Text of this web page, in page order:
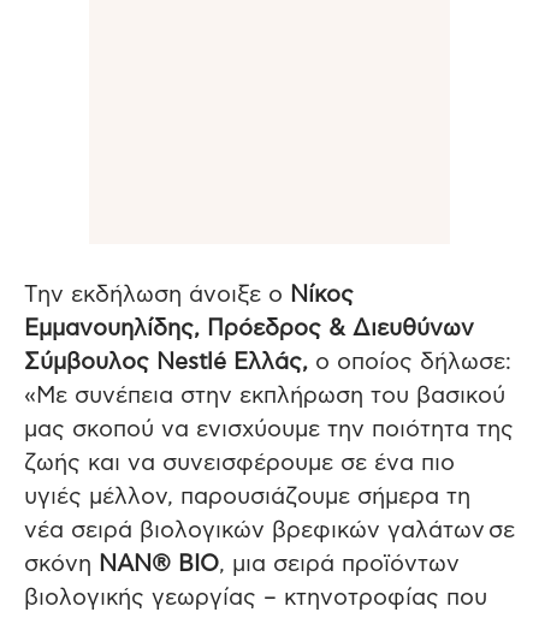
Tην εκδήλωση άνοιξε ο Νίκος
Εμμανουηλίδης, Πρόεδρος & Διευθύνων
Σύμβουλος Nestlé Ελλάς, ο οποίος δήλωσε:
«Με συνέπεια στην εκπλήρωση του βασικού
μας σκοπού να ενισχύουμε την ποιότητα της
ζωής και να συνεισφέρουμε σε ένα πιο
υγιές μέλλον, παρουσιάζουμε σήμερα τη
νέα σειρά βιολογικών βρεφικών γαλάτων σε
σκόνη NAN® BIO, μια σειρά προϊόντων
βιολογικής γεωργίας – κτηνοτροφίας που